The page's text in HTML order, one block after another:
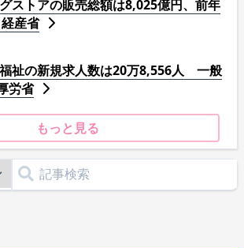
グストアの販売総額は8,025億円、前年
産省
福祉の新規求人数は20万8,556人 一般
労省
もっと見る